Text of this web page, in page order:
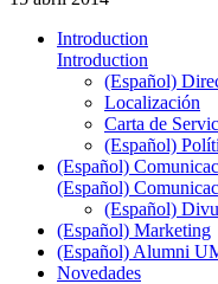
Introduction
Introduction
(Español)
Localización
Carta de
(Español)
(Español)
(Español)
(Español)
(Español) Marketing
(Español) Alumni
Novedades